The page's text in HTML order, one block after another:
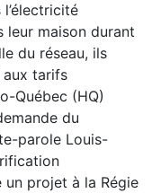
leur maison durant
du réseau, ils
aux tarifs
Québec (HQ)
du
parole Louis-
projet à la Régie